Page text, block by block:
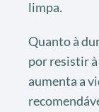
limpa.
Quanto à
por resistir à
aumenta a